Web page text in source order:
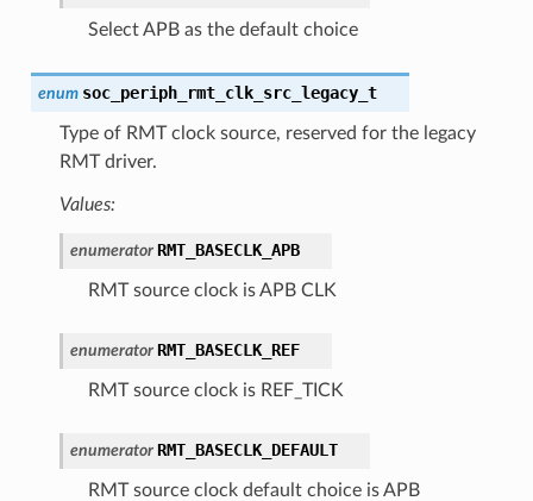
Select APB as the default choice
enum soc_periph_rmt_clk_src_legacy_t
Type of RMT clock source, reserved for the legacy
RMT driver.
Values:
enumerator RMT_BASECLK_APB
RMT source clock is APB CLK
enumerator RMT_BASECLK_REF
RMT source clock is REF_TICK
enumerator RMT_BASECLK_DEFAULT
RMT source clock default choice is APB